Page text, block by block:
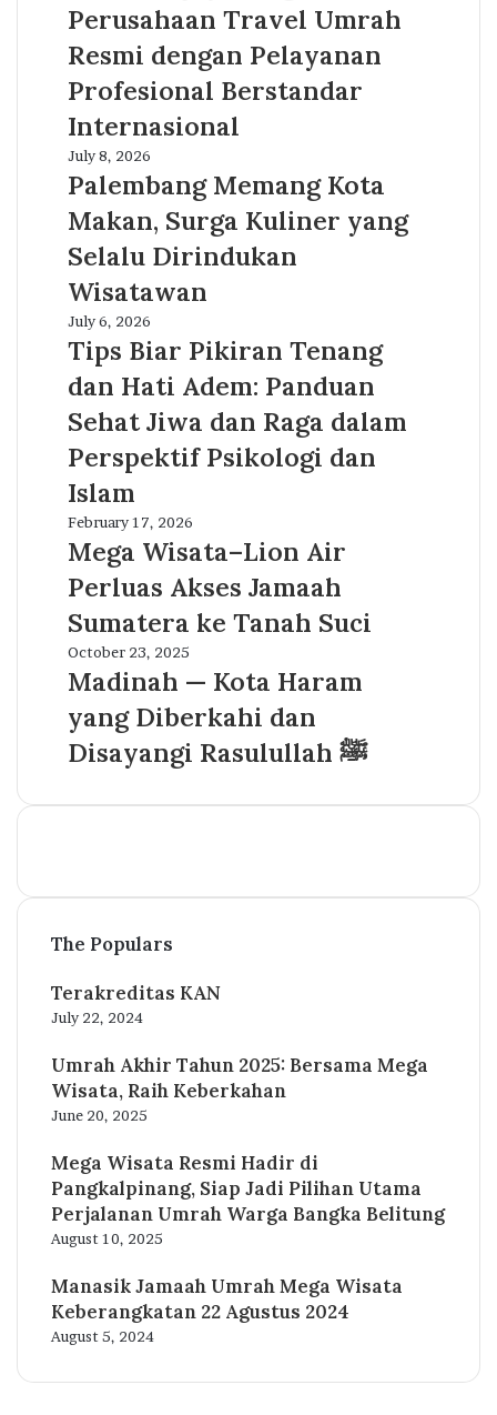
Wisata,
Perusahaan
Travel
Umrah
Resmi
dengan
Pelayanan
Profesional
Berstandar
Internasional
Perusahaan Travel Umrah
Resmi dengan Pelayanan
Profesional Berstandar
Internasional
Palembang
Memang
Makan,
Surga
Kuliner
yang
Selalu
Dirindukan
Wisatawan
July 8, 2026
Palembang Memang Kota
Makan, Surga Kuliner yang
Selalu Dirindukan
Wisatawan
Tips
Biar
Pikiran
Tenang
dan
Hati
Adem:
Panduan
Sehat
Jiwa
dan
Raga
dalam
Perspektif
Psikologi
dan
Islam
July 6, 2026
Tips Biar Pikiran Tenang
dan Hati Adem: Panduan
Sehat Jiwa dan Raga dalam
Perspektif Psikologi dan
Islam
Mega
Wisata–
Air
Perluas
Akses
Jamaah
Sumatera
Tanah
Suci
February 17, 2026
Mega Wisata–Lion Air
Perluas Akses Jamaah
Sumatera ke Tanah Suci
Madinah
—
Haram
yang
Diberkahi
October 23, 2025
Madinah — Kota Haram
yang Diberkahi dan
Disayangi Rasulullah ﷺ
The Populars
Terakreditas KAN
July 22, 2024
Umrah Akhir Tahun 2025: Bersama Mega
Wisata, Raih Keberkahan
June 20, 2025
Mega Wisata Resmi Hadir di
Pangkalpinang, Siap Jadi Pilihan Utama
Perjalanan Umrah Warga Bangka Belitung
August 10, 2025
Manasik Jamaah Umrah Mega Wisata
Keberangkatan 22 Agustus 2024
August 5, 2024